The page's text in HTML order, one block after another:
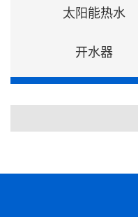
太阳能热水
开水器